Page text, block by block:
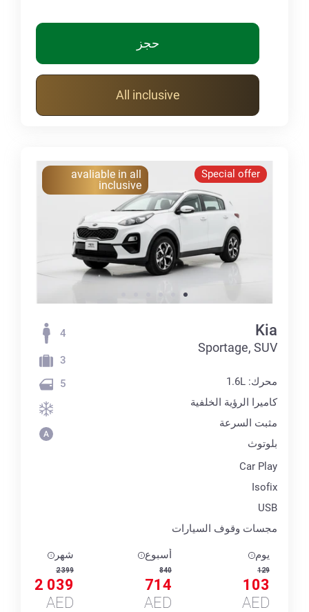
حجز
All inclusive
Special offer
avaliable in all
inclusive
Kia
Sportage, SUV
محرك: 1.6L
كاميرا الرؤية الخلفية
مثبت السرعة
بلوتوث
Car Play
Isofix
USB
مجسات وقوف السيارات
4
3
5
يوم
129
103
AED
أسبوع
840
714
AED
شهر
2 399
2 039
AED